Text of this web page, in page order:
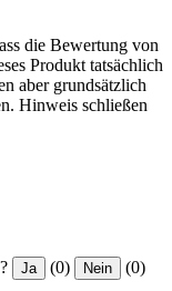
die Bewertung von
Produkt tatsächlich
aber grundsätzlich
Hinweis schließen
Ja (0) Nein (0)